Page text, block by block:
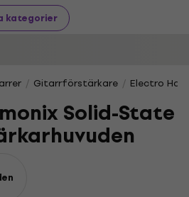
kategorier
Gitarrförstärkare Electro
Solid-State